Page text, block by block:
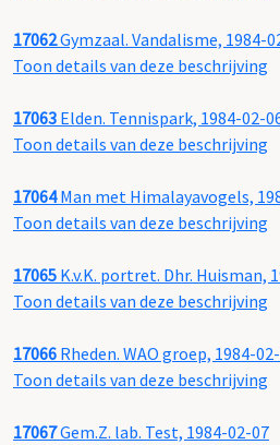
17062Gymzaal. Vandalisme, 1984-
Toon details van deze beschrijving
17063 Elden. Tennispark, 1984-02-
Toon details van deze beschrijving
17064Man met Himalayavogels,
Toon details van deze beschrijving
17065 K.v.K. portret. Dhr. Huisman,
Toon details van deze beschrijving
17066 Rheden. WAO groep, 1984-
Toon details van deze beschrijving
17067Gem.Z. lab. Test, 1984-02-07